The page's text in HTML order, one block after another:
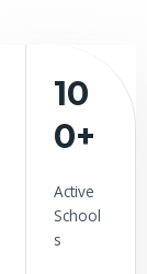
10
0+
Active
School
s